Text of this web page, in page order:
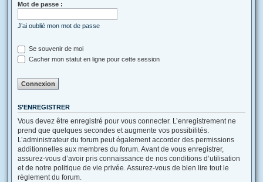
Mot de passe :
J’ai oublié mon mot de passe
Se souvenir de moi
Cacher mon statut en ligne pour cette session
S’ENREGISTRER
Vous devez être enregistré pour vous connecter. L’enregistrement ne
prend que quelques secondes et augmente vos possibilités.
L’administrateur du forum peut également accorder des permissions
additionnelles aux membres du forum. Avant de vous enregistrer,
assurez-vous d’avoir pris connaissance de nos conditions d’utilisation
et de notre politique de vie privée. Assurez-vous de bien lire tout le
règlement du forum.